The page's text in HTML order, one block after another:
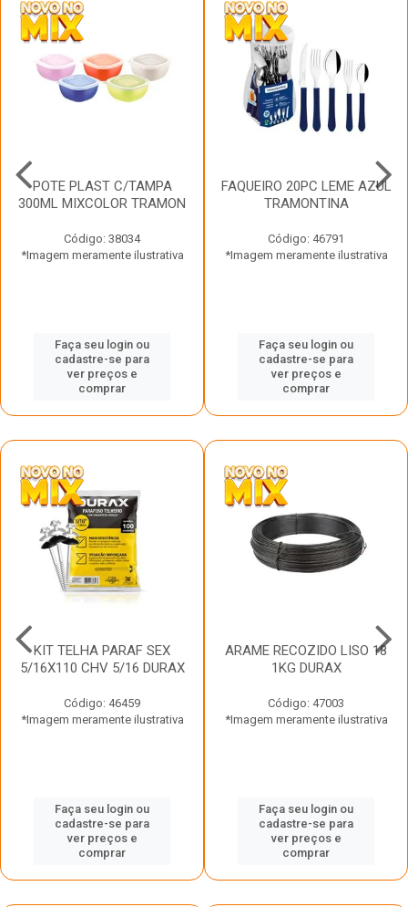
POTE PLAST C/TAMPA
300ML MIXCOLOR TRAMON
Código: 38034
*Imagem meramente ilustrativa
Faça seu login ou
cadastre-se para
ver preços e
comprar
FAQUEIRO 20PC LEME AZUL
TRAMONTINA
Código: 46791
*Imagem meramente ilustrativa
Faça seu login ou
cadastre-se para
ver preços e
comprar
KIT TELHA PARAF SEX
5/16X110 CHV 5/16 DURAX
Código: 46459
*Imagem meramente ilustrativa
Faça seu login ou
cadastre-se para
ver preços e
comprar
ARAME RECOZIDO LISO 18
1KG DURAX
Código: 47003
*Imagem meramente ilustrativa
Faça seu login ou
cadastre-se para
ver preços e
comprar